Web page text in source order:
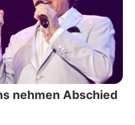
nehmen Abschied